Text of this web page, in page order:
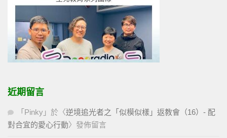
近期留言
「 Pinky 」於〈逆境追光者之「似模似樣」返教會（16）- 配
對合宜的愛心行動〉發佈留言